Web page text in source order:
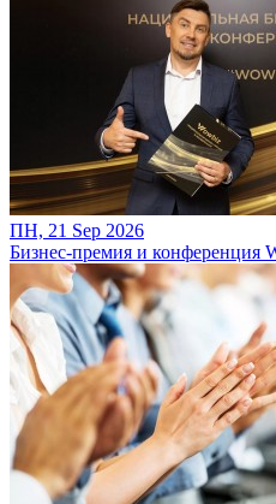
ПН, 21 Sep 2026
Бизнес-премия и конференция